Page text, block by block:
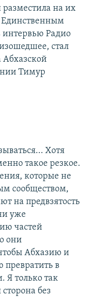
на их
Единственным
Радио
стал
Абхазской
Тимур
Хотя
такое резкое.
которые не
сообществом,
на предвзятость
уже
частей
они
Абхазию и
в
Я только так
без